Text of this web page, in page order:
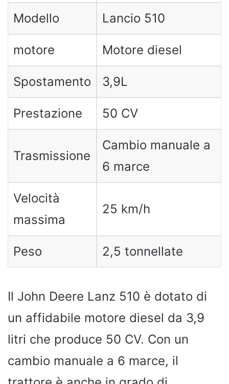
Modello Lancio 510
motore Motore diesel
Spostamento 3,9L
Prestazione 50 CV
Trasmissione
Cambio manuale a
6 marce
Velocità
massima
25 km/h
Peso 2,5 tonnellate
Il John Deere Lanz 510 è dotato di
un affidabile motore diesel da 3,9
litri che produce 50 CV. Con un
cambio manuale a 6 marce, il